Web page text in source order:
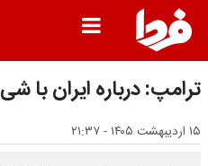
ترامپ: درباره ایران با
۱۵ اردیبهشت ۱۴۰۵ - ۲۱:۳۷